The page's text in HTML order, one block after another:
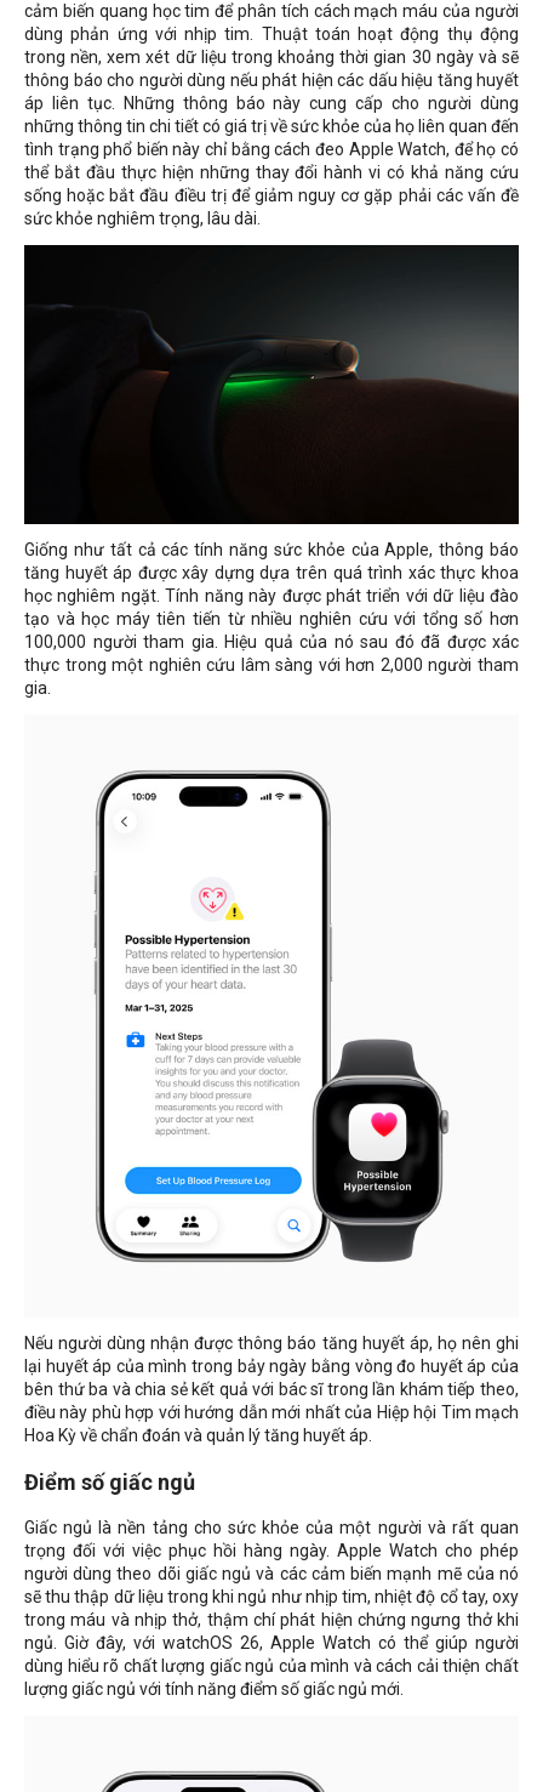
cảm biến quang học tim để phân tích cách mạch máu của người
dùng phản ứng với nhịp tim. Thuật toán hoạt động thụ động
trong nền, xem xét dữ liệu trong khoảng thời gian 30 ngày và sẽ
thông báo cho người dùng nếu phát hiện các dấu hiệu tăng huyết
áp liên tục. Những thông báo này cung cấp cho người dùng
những thông tin chi tiết có giá trị về sức khỏe của họ liên quan đến
tình trạng phổ biến này chỉ bằng cách đeo Apple Watch, để họ có
thể bắt đầu thực hiện những thay đổi hành vi có khả năng cứu
sống hoặc bắt đầu điều trị để giảm nguy cơ gặp phải các vấn đề
sức khỏe nghiêm trọng, lâu dài.
Giống như tất cả các tính năng sức khỏe của Apple, thông báo
tăng huyết áp được xây dựng dựa trên quá trình xác thực khoa
học nghiêm ngặt. Tính năng này được phát triển với dữ liệu đào
tạo và học máy tiên tiến từ nhiều nghiên cứu với tổng số hơn
100,000 người tham gia. Hiệu quả của nó sau đó đã được xác
thực trong một nghiên cứu lâm sàng với hơn 2,000 người tham
gia.
Nếu người dùng nhận được thông báo tăng huyết áp, họ nên ghi
lại huyết áp của mình trong bảy ngày bằng vòng đo huyết áp của
bên thứ ba và chia sẻ kết quả với bác sĩ trong lần khám tiếp theo,
điều này phù hợp với hướng dẫn mới nhất của Hiệp hội Tim mạch
Hoa Kỳ về chẩn đoán và quản lý tăng huyết áp.
Điểm số giấc ngủ
Giấc ngủ là nền tảng cho sức khỏe của một người và rất quan
trọng đối với việc phục hồi hàng ngày. Apple Watch cho phép
người dùng theo dõi giấc ngủ và các cảm biến mạnh mẽ của nó
sẽ thu thập dữ liệu trong khi ngủ như nhịp tim, nhiệt độ cổ tay, oxy
trong máu và nhịp thở, thậm chí phát hiện chứng ngưng thở khi
ngủ. Giờ đây, với watchOS 26, Apple Watch có thể giúp người
dùng hiểu rõ chất lượng giấc ngủ của mình và cách cải thiện chất
lượng giấc ngủ với tính năng điểm số giấc ngủ mới.